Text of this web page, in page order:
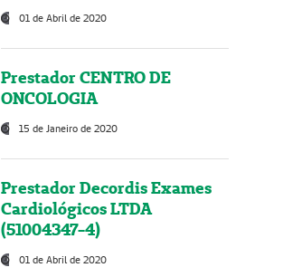
01 de Abril de 2020
Prestador CENTRO DE
ONCOLOGIA
15 de Janeiro de 2020
Prestador Decordis Exames
Cardiológicos LTDA
(51004347-4)
01 de Abril de 2020